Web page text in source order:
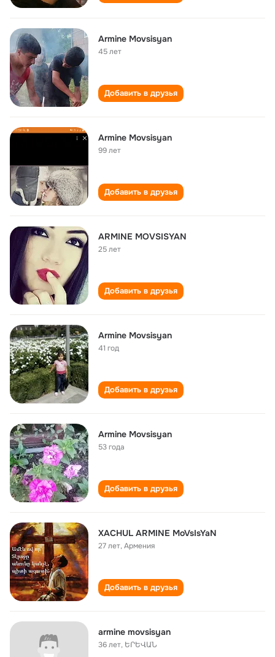
Armine Movsisyan
45 лет
Добавить в друзья
Armine Movsisyan
99 лет
Добавить в друзья
ARMINE MOVSISYAN
25 лет
Добавить в друзья
Armine Movsisyan
41 год
Добавить в друзья
Armine Movsisyan
53 года
Добавить в друзья
XACHUL ARMINE MoVsIsYaN
27 лет,Армения
Добавить в друзья
armine movsisyan
36 лет, ԵՐԵՎԱՆ